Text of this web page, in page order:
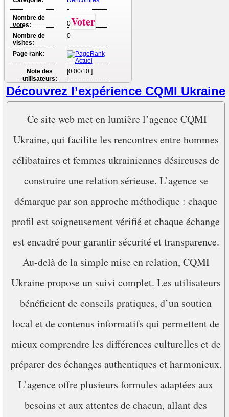
Nombre de
votes:
0Voter
Nombre de
visites:
0
Page rank:
Note des
utilisateurs:
[0.00/10 ]
Découvrez l’expérience CQMI Ukraine
Ce site web met en lumière l’agence CQMI
Ukraine, qui facilite les rencontres entre hommes
célibataires et femmes ukrainiennes désireuses de
construire une relation sérieuse. L’agence se
démarque par son approche méthodique : chaque
profil est soigneusement vérifié et chaque échange
est encadré pour garantir sécurité et transparence.
Au-delà de la simple mise en relation, CQMI
Ukraine propose un suivi complet. Les utilisateurs
bénéficient de conseils pratiques, d’un soutien
local et de contenus informatifs qui permettent de
mieux comprendre les différences culturelles et de
préparer des échanges authentiques et harmonieux.
L’agence offre plusieurs formules adaptées aux
besoins et aux attentes de chacun, allant des